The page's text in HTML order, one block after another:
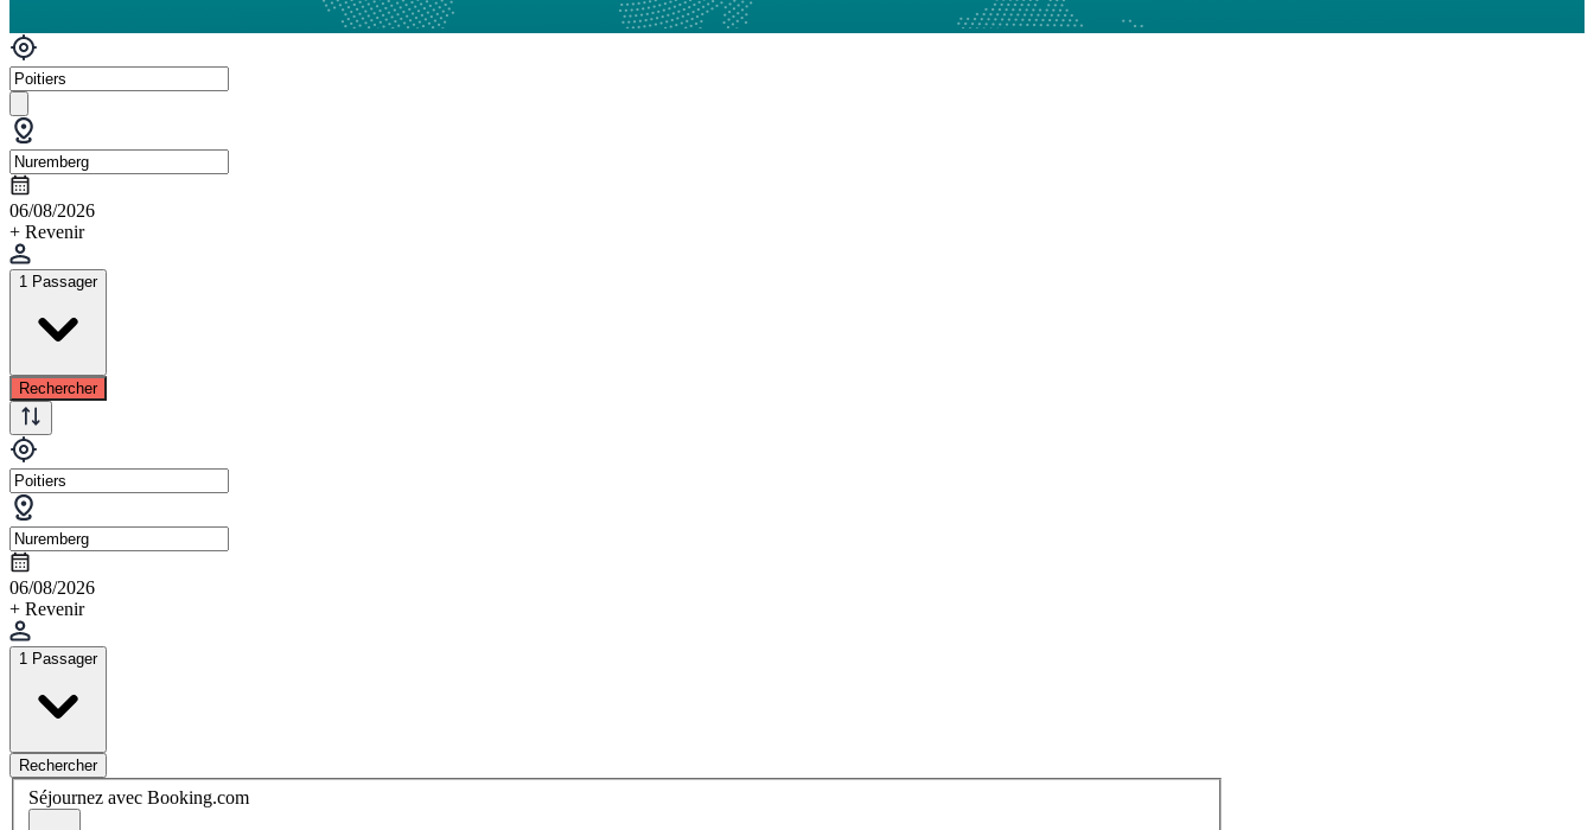
06/08/2026
+ Revenir
1 Passager
Rechercher
06/08/2026
+ Revenir
1 Passager
Rechercher
Séjournez avec Booking.com